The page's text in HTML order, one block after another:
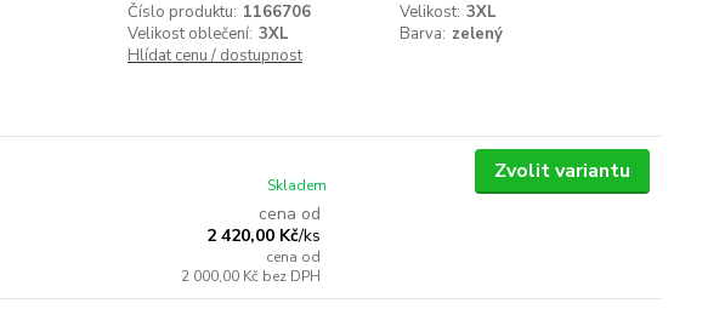
Číslo produktu: 1166706 Velikost: 3XL
Velikost oblečení: 3XL Barva: zelený
Hlídat cenu / dostupnost
cena od
2 420,00 Kč/ks
cena od
2 000,00 Kč bez DPH
Skladem
Zvolit variantu